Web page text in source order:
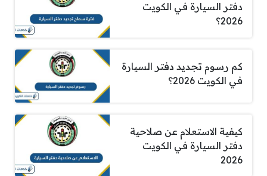
دفتر السيارة في الكويت
2026؟
كم رسوم تجديد دفتر السيارة
في الكويت 2026؟
كيفية الاستعلام عن صلاحية
دفتر السيارة في الكويت
2026